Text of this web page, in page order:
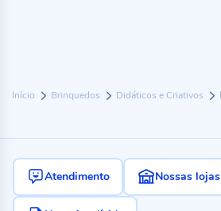
Início Brinquedos Didáticos e Criativos
Atendimento Nossas lojas